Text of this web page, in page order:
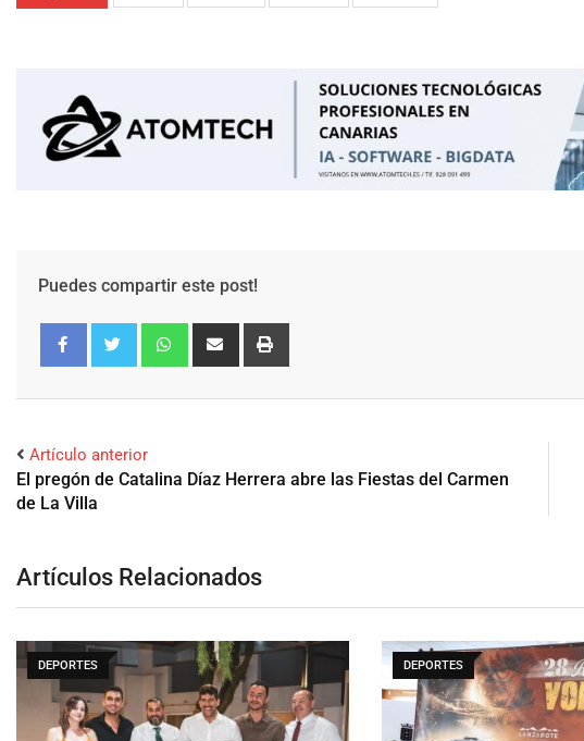
Puedes compartir este post!
Artículo anterior
El pregón de Catalina Díaz Herrera abre las Fiestas del Carmen
de La Villa
Artículos Relacionados
DEPORTES DEPORTES